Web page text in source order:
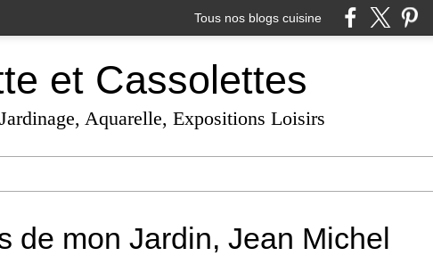
Tous nos blogs cuisine
et Cassolettes
Aquarelle, Expositions Loisirs
de mon Jardin, Jean Michel